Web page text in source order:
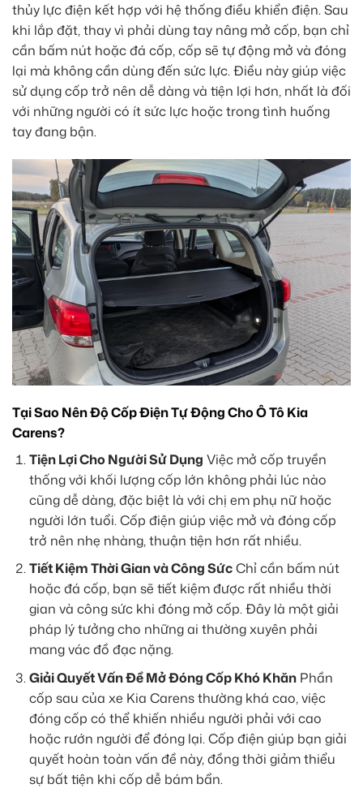
thủy lực điện kết hợp với hệ thống điều khiển điện. Sau
khi lắp đặt, thay vì phải dùng tay nâng mở cốp, bạn chỉ
cần bấm nút hoặc đá cốp, cốp sẽ tự động mở và đóng
lại mà không cần dùng đến sức lực. Điều này giúp việc
sử dụng cốp trở nên dễ dàng và tiện lợi hơn, nhất là đối
với những người có ít sức lực hoặc trong tình huống
tay đang bận.
Tại Sao Nên Độ Cốp Điện Tự Động Cho Ô Tô Kia
Carens?
Tiện Lợi Cho Người Sử Dụng Việc mở cốp truyền
thống với khối lượng cốp lớn không phải lúc nào
cũng dễ dàng, đặc biệt là với chị em phụ nữ hoặc
người lớn tuổi. Cốp điện giúp việc mở và đóng cốp
trở nên nhẹ nhàng, thuận tiện hơn rất nhiều.
Tiết Kiệm Thời Gian và Công SứcChỉ cần bấm nút
hoặc đá cốp, bạn sẽ tiết kiệm được rất nhiều thời
gian và công sức khi đóng mở cốp. Đây là một giải
pháp lý tưởng cho những ai thường xuyên phải
mang vác đồ đạc nặng.
Giải Quyết Vấn Đề Mở Đóng Cốp Khó KhănPhần
cốp sau của xe Kia Carens thường khá cao, việc
đóng cốp có thể khiến nhiều người phải với cao
hoặc rướn người để đóng lại. Cốp điện giúp bạn giải
quyết hoàn toàn vấn đề này, đồng thời giảm thiểu
sự bất tiện khi cốp dễ bám bẩn.